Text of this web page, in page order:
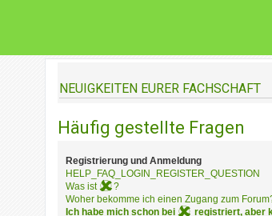
NEUIGKEITEN EURER FACHSCHAFT
Häufig gestellte Fragen
Registrierung und Anmeldung
HELP_FAQ_LOGIN_REGISTER_QUESTION
Was ist
?
Woher bekomme ich einen Zugang zum
Ich habe mich schon bei